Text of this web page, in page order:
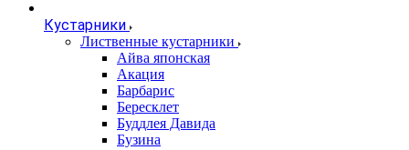
Кустарники
Лиственные кустарники
Айва японская
Акация
Барбарис
Бересклет
Буддлея Давида
Бузина